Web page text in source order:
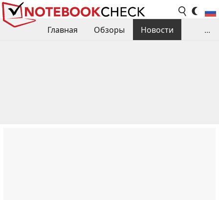
Главная Обзоры
Новости
...